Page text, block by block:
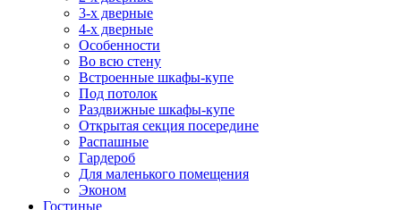
3-х дверные
4-х дверные
Особенности
Во всю стену
Встроенные шкафы-купе
Под потолок
Раздвижные шкафы-купе
Открытая секция посередине
Распашные
Гардероб
Для маленького помещения
Эконом
Гостиные